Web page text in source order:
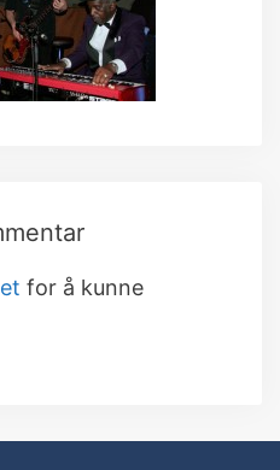
for å kunne